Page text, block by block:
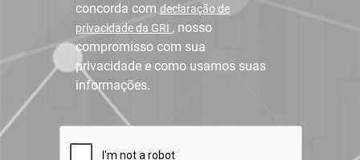
concorda com declaração de
privacidade da GRI , nosso
compromisso com sua
privacidade e como usamos suas
informações.